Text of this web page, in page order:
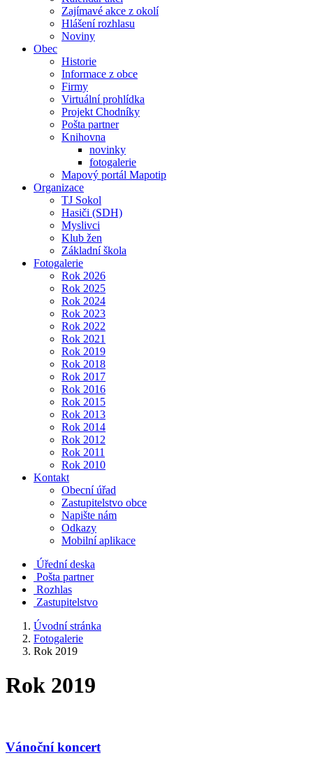
Zajímavé akce z okolí
Hlášení rozhlasu
Noviny
Obec
Historie
Informace z obce
Firmy
Virtuální prohlídka
Projekt Chodníky
Pošta partner
Knihovna
novinky
fotogalerie
Mapový portál Mapotip
Organizace
TJ Sokol
Hasiči (SDH)
Myslivci
Klub žen
Základní škola
Fotogalerie
Rok 2026
Rok 2025
Rok 2024
Rok 2023
Rok 2022
Rok 2021
Rok 2019
Rok 2018
Rok 2017
Rok 2016
Rok 2015
Rok 2013
Rok 2014
Rok 2012
Rok 2011
Rok 2010
Kontakt
Obecní úřad
Zastupitelstvo obce
Napište nám
Odkazy
Mobilní aplikace
Úřední deska
Pošta partner
Rozhlas
Zastupitelstvo
Úvodní stránka
Fotogalerie
Rok 2019
Rok 2019
Vánoční koncert